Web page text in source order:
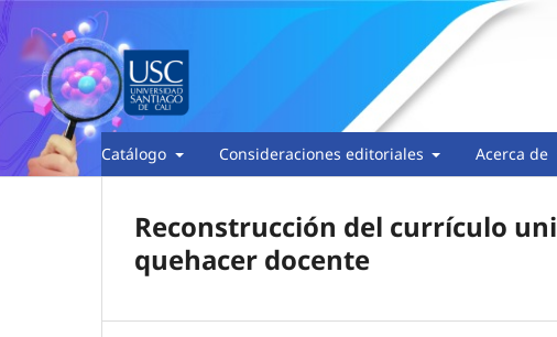
Catálogo Consideraciones editoriales Acerca de
Reconstrucción del currículo
quehacer docente